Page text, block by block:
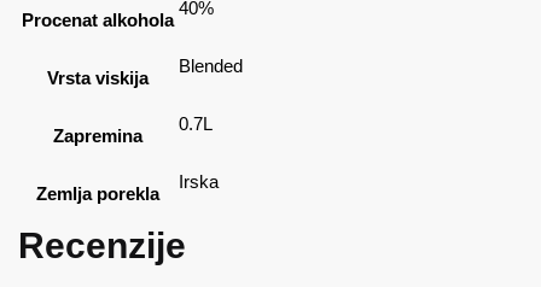
Procenat alkohola
40%
Vrsta viskija
Blended
Zapremina
0.7L
Zemlja porekla
Irska
Recenzije